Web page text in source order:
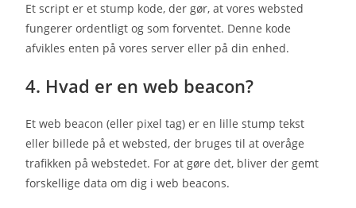
Et script er et stump kode, der gør, at vores websted
fungerer ordentligt og som forventet. Denne kode
afvikles enten på vores server eller på din enhed.
4. Hvad er en web beacon?
Et web beacon (eller pixel tag) er en lille stump tekst
eller billede på et websted, der bruges til at overåge
trafikken på webstedet. For at gøre det, bliver der gemt
forskellige data om dig i web beacons.